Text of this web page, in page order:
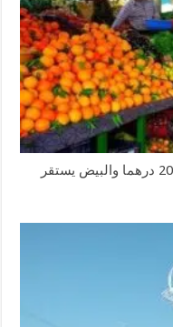
في أول أيام رمضان.. الفلفل تقفز إلى 20 درهما والبيض يستقر